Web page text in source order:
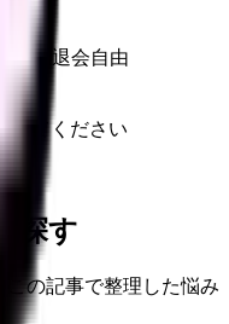
無料
退会自由
してください
探す
の記事で整理した悩み